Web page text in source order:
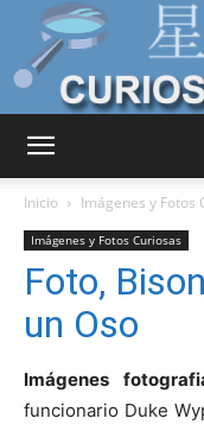
Inicio Imágenes y Fotos
Imágenes y Fotos Curiosas
Foto,
un Oso
Imágenes
funcionario Duke